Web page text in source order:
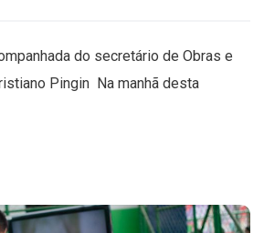
do secretário de Obras e
Pingin Na manhã desta